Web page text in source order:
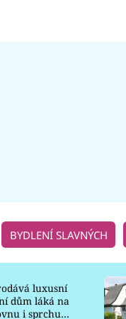
BYDLENÍ SLAVNÝCH
luxusní
dům láká na
i sprchu